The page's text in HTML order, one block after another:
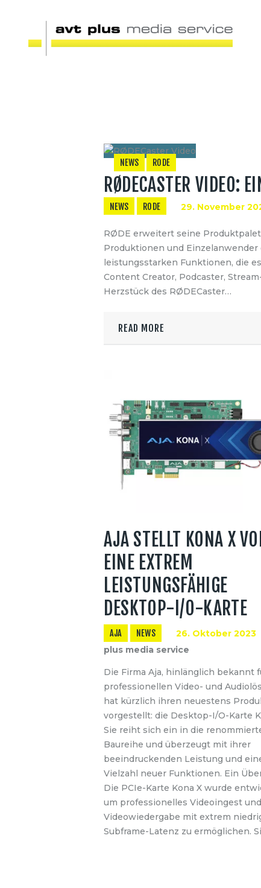
NEWS RODE
RØDECASTER VIDEO:
NEWS RODE 29. November
RØDE erweitert seine
Produktionen und
leistungsstarken Funktionen, die
Content Creator, Podcaster,
Herzstück des RØDECaster…
READ MORE
AJA STELLT KONA X
EINE EXTREM
LEISTUNGSFÄHIGE
DESKTOP-I/O-KARTE
AJA NEWS 26. Oktober 2023
plus media service
Die Firma Aja, hinlänglich bekannt
professionellen Video- und
hat kürzlich ihren neuestens
vorgestellt: die Desktop-I/O-Karte
Sie reiht sich ein in die
Baureihe und überzeugt mit ihrer
beeindruckenden Leistung und
Vielzahl neuer Funktionen. Ein
Die PCIe-Karte Kona X wurde
um professionelles Videoingest und
Videowiedergabe mit extrem
Subframe-Latenz zu ermöglichen.